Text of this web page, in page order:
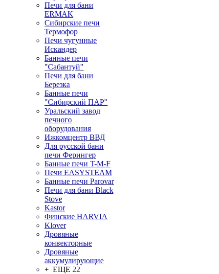
Печи для бани
ERMAK
Сибирские печи
Термофор
Печи чугунные
Искандер
Банные печи
"Сабантуй"
Печи для бани
Березка
Банные печи
"Сибирский ПАР"
Уральский завод
печного
оборудования
Ижкомцентр ВВД
Для русской бани
печи Ферингер
Банные печи T-M-F
Печи EASYSTEAM
Банные печи Parovar
Печи для бани Black
Stove
Kastor
Финские HARVIA
Klover
Дровяные
конвекторные
Дровяные
аккумулирующие
+ ЕЩЕ 22